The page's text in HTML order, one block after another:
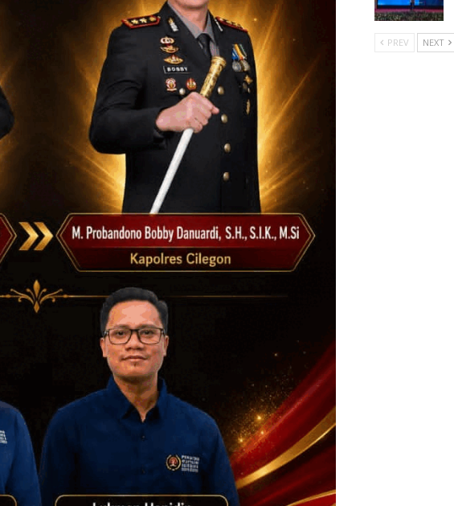
PREV NEXT